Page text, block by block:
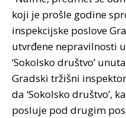
koji je prošle godine
inspekcijske poslove
utvrđene nepravilnosti
‘Sokolsko društvo’
Gradski tržišni
da ‘Sokolsko društvo’,
posluje pod drugim